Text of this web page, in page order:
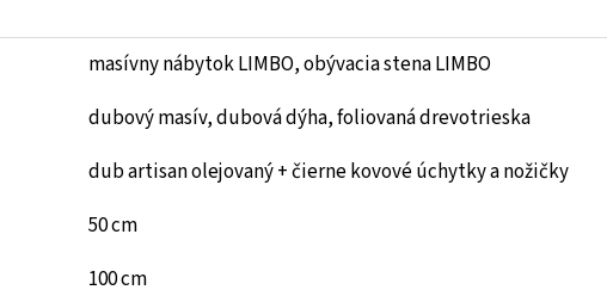
masívny nábytok LIMBO, obývacia stena LIMBO
dubový masív, dubová dýha, foliovaná drevotrieska
dub artisan olejovaný + čierne kovové úchytky a nožičky
50 cm
100 cm